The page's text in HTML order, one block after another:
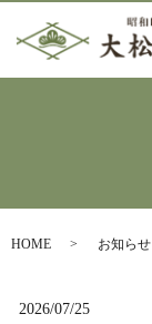
HOME お知らせ
2026/07/25